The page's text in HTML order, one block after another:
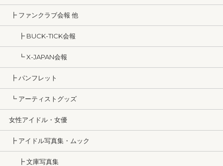
┣ ファンクラブ会報 他
┣ BUCK-TICK会報
┗ X-JAPAN会報
┣ パンフレット
┗ アーティストグッズ
女性アイドル・女優
┣ アイドル写真集・ムック
┣ 文庫写真集